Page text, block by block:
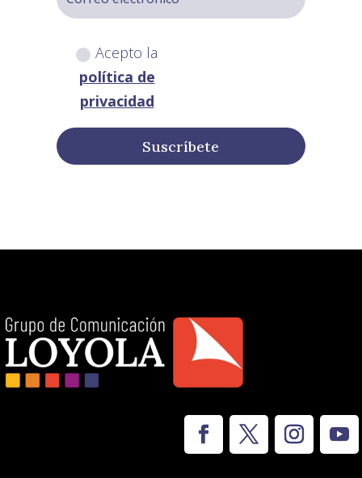
Acepto la
política de
privacidad
Suscríbete